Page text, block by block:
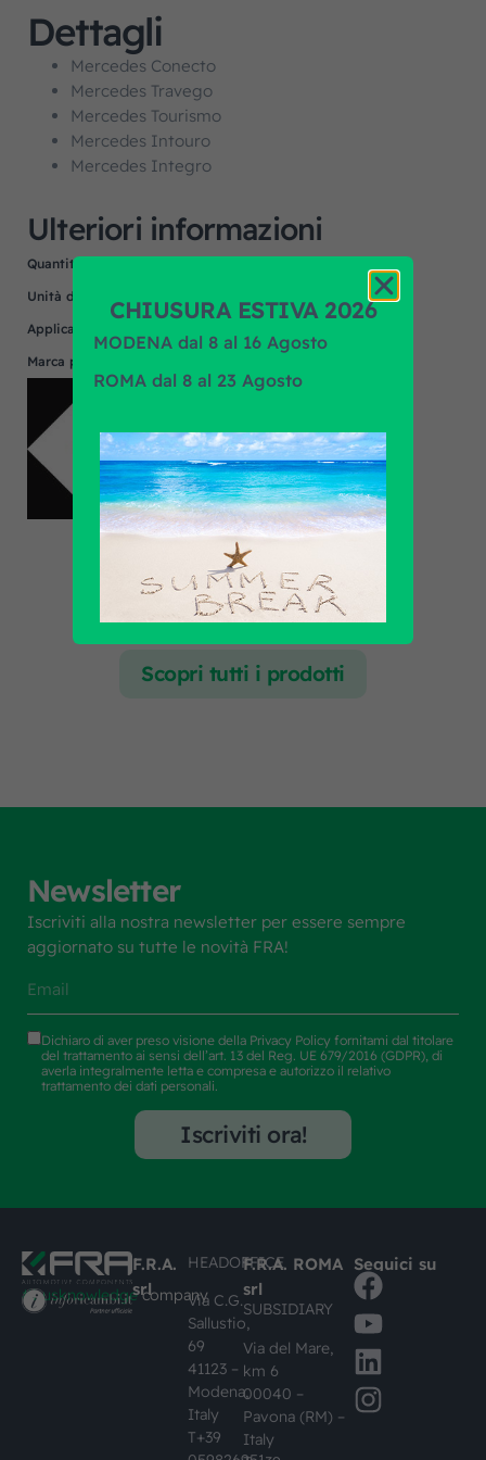
Dettagli
Mercedes Conecto
Mercedes Travego
Mercedes Tourismo
Mercedes Intouro
Mercedes Integro
Ulteriori informazioni
Quantità minima
Unità di misura
Applicazione
Marca prodotto
Scopri tutti i prodotti
Newsletter
Iscriviti alla nostra newsletter per essere sempre
aggiornato su tutte le novità FRA!
Dichiaro di aver preso visione della Privacy Policy fornitami dal titolare
del trattamento ai sensi dell’art. 13 del Reg. UE 679/2016 (GDPR), di
averla integralmente letta e compresa e autorizzo il relativo
trattamento dei dati personali.
Iscriviti ora!
#busknowledgecompany
F.R.A.
srl
HEADOFFICE
Via C.G.
Sallustio,
69
41123 –
Modena,
Italy
T+39
F.R.A. ROMA
srl
SUBSIDIARY
Via del Mare,
km 6
00040 –
Pavona (RM) –
Italy
Seguici su
CHIUSURA ESTIVA 2026
MODENA dal 8 al 16 Agosto
ROMA dal 8 al 23 Agosto